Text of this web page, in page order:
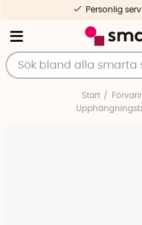
Personlig
Start